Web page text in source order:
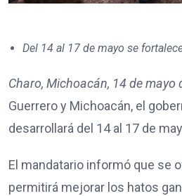
Del 14 al 17 de mayo se
Charo, Michoacán, 14 de mayo
Guerrero y Michoacán, el
desarrollará del 14 al 17 de
El mandatario informó que se
permitirá mejorar los hatos